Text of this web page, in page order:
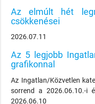
Az elmúlt hét
csökkenései
2026.07.11
Az 5 legjobb
grafikonnal
Az Ingatlan/Közvetlen
sorrend a 2026.06.10.-i
2026.06.10